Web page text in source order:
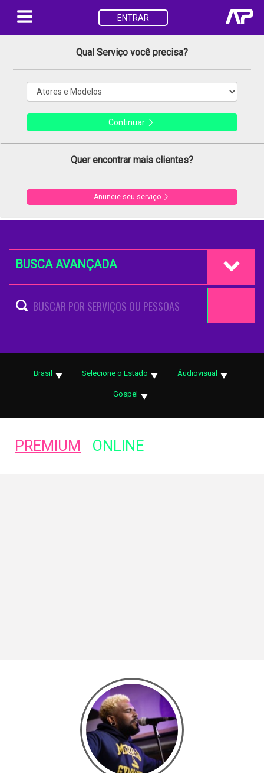
ENTRAR
Qual Serviço você precisa?
Continuar
Quer encontrar mais clientes?
Anuncie seu serviço
BUSCA AVANÇADA
Brasil Selecione o Estado Áudiovisual
Gospel
PREMIUM ONLINE